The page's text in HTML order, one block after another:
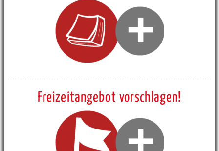
Freizeitangebot vorschlagen!